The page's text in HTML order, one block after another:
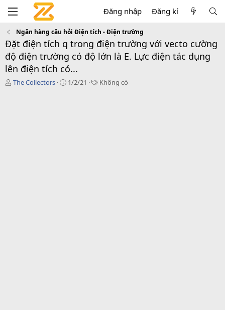
Đăng nhập Đăng kí
Ngân hàng câu hỏi Điện tích - Điện trường
Đặt điện tích q trong điện trường với vecto cường
độ điện trường có độ lớn là E. Lực điện tác dụng
lên điện tích có...
T
The Collectors
C1/2/21
T
Không có